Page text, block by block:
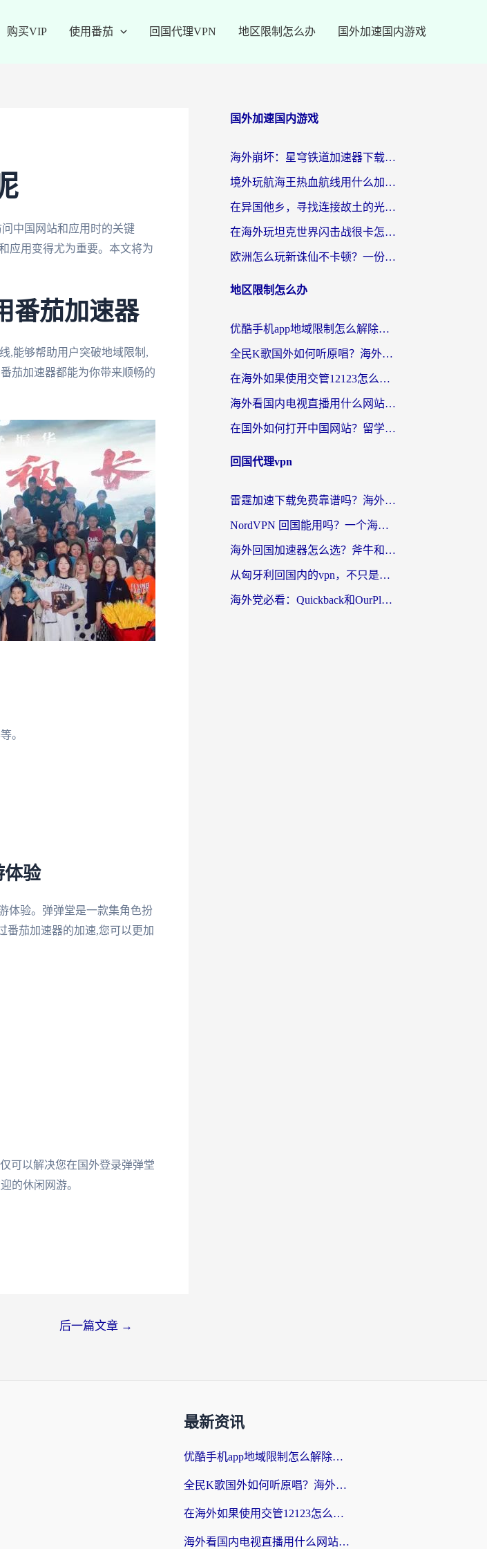
购买VIP 使用番茄 回国代理VPN 地区限制怎么办 国外加速国内游戏
中国网站和应用时的关键
应用变得尤为重要。本文将为
番茄加速器
,能够帮助用户突破地域限制,
茄加速器都能为你带来顺畅的
。
体验
体验。弹弹堂是一款集角色扮
番茄加速器的加速,您可以更加
可以解决您在国外登录弹弹堂
的休闲网游。
后一篇文章 →
国外加速国内游戏
海外崩坏：星穹铁道加速器下载安装：一份给游子的终极网络指南
境外玩航海王热血航线用什么加速器？2026海外玩家实测最优方案（附欧洲问道堡垒前线加速技巧）
在异国他乡，寻找连接故土的光明大陆免费加速器
在海外玩坦克世界闪击战很卡怎么办？老玩家亲测有效的加速器选择指南
欧洲怎么玩新诛仙不卡顿？一份给海外游子的国服游戏畅玩指南
地区限制怎么办
优酷手机app地域限制怎么解除？海外党亲测有效的追剧方案
全民K歌国外如何听原唱？海外党亲测有效的回国加速器选择指南
在海外如果使用交管12123怎么处理？留学生亲测有效的回国加速方案
海外看国内电视直播用什么网站比较好？一篇解决你所有追剧难题的实用指南
在国外如何打开中国网站？留学生与海外华人的无缝访问指南
回国代理vpn
雷霆加速下载免费靠谱吗？海外党选回国加速器的避坑指南（附热门工具对比）
NordVPN 回国能用吗？一个海外用户必须面对的真实困境
海外回国加速器怎么选？斧牛和海龟哪个好？一篇帮你避开坑的实用指南
从匈牙利回国内的vpn，不只是为了刷剧那么简单
海外党必看：Quickback和OurPlay好用吗？3分钟选对回国加速器，无缝刷剧玩游戏
最新资讯
优酷手机app地域限制怎么解除？海外党亲测有效的追剧方案
全民K歌国外如何听原唱？海外党亲测有效的回国加速器选择指南
在海外如果使用交管12123怎么处理？留学生亲测有效的回国加速方案
海外看国内电视直播用什么网站比较好？一篇解决你所有追剧难题的实用指南